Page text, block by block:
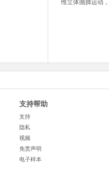
维立体抛掷运动
支持帮助
支持
隐私
视频
免责声明
电子样本